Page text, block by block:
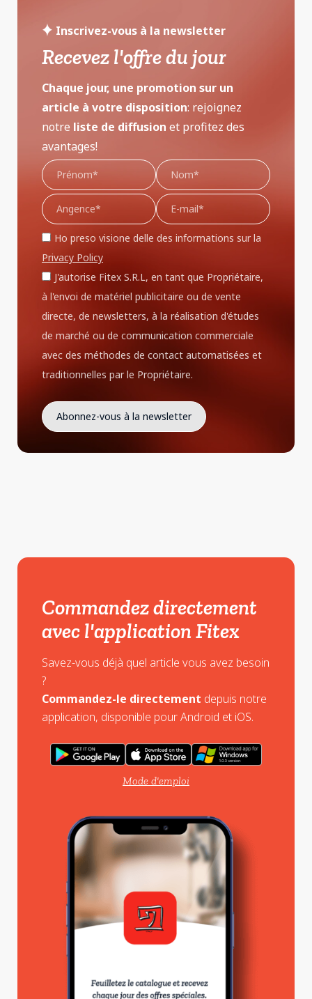
Inscrivez-vous à la newsletter
Recevez l'offre du jour
Chaque jour, une promotion sur un
article à votre disposition: rejoignez
notre liste de diffusion et profitez des
avantages!
Ho preso visione delle des informations sur la
Privacy Policy
J'autorise Fitex S.R.L, en tant que Propriétaire,
à l'envoi de matériel publicitaire ou de vente
directe, de newsletters, à la réalisation d'études
de marché ou de communication commerciale
avec des méthodes de contact automatisées et
traditionnelles par le Propriétaire.
Commandez directement
avec l'application Fitex
Savez-vous déjà quel article vous avez besoin
?
Commandez-le directement depuis notre
application, disponible pour Android et iOS.
Mode d'emploi